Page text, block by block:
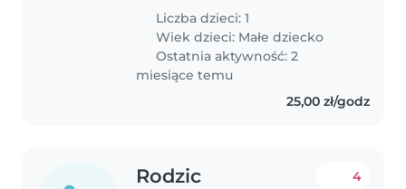
godzinkach 7-15. Opieka u nas w
domu. Preferowana osobą z
doświadczeniem.
Liczba dzieci: 1
Wiek dzieci: Małe dziecko
Ostatnia aktywność: 2
miesiące temu
25,00 zł/godz
Rodzic 4